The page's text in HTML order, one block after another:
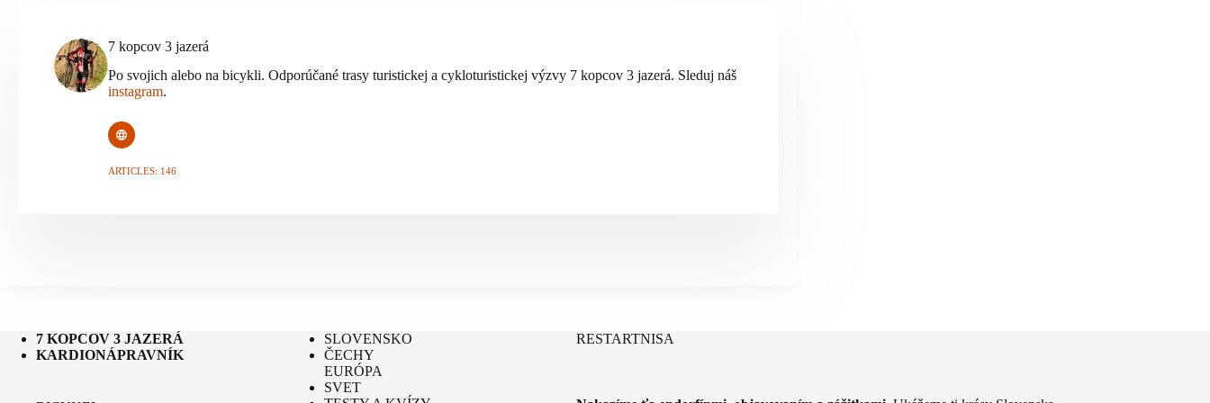
7 kopcov 3 jazerá
Po svojich alebo na bicykli. Odporúčané trasy turistickej a cykloturistickej výzvy 7 kopcov 3 jazerá. Sleduj náš
instagram.
ARTICLES: 146
7 KOPCOV 3 JAZERÁ
KARDIONÁPRAVNÍK
SLOVENSKO
ČECHY
EURÓPA
SVET
RESTARTNISA